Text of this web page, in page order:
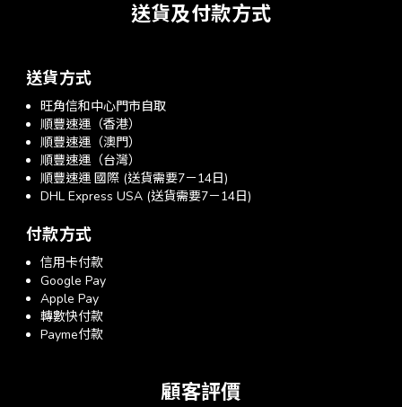
送貨及付款方式
送貨方式
旺角信和中心門市自取
順豐速運（香港）
順豐速運（澳門）
順豐速運（台灣）
順豐速運 國際 (送貨需要7－14日)
DHL Express USA (送貨需要7－14日)
付款方式
信用卡付款
Google Pay
Apple Pay
轉數快付款
Payme付款
顧客評價